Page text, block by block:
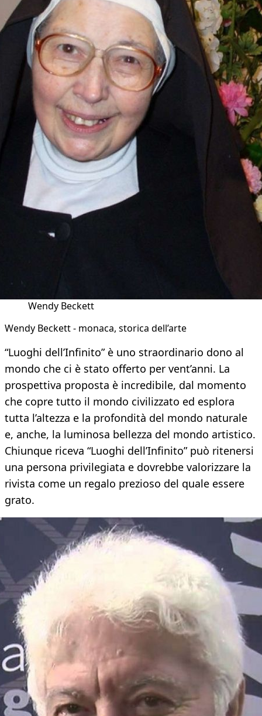
Wendy Beckett
Wendy Beckett - monaca, storica dell’arte
“Luoghi dell’Infinito” è uno straordinario dono al
mondo che ci è stato offerto per vent’anni. La
prospettiva proposta è incredibile, dal momento
che copre tutto il mondo civilizzato ed esplora
tutta l’altezza e la profondità del mondo naturale
e, anche, la luminosa bellezza del mondo artistico.
Chiunque riceva “Luoghi dell’Infinito” può ritenersi
una persona privilegiata e dovrebbe valorizzare la
rivista come un regalo prezioso del quale essere
grato.